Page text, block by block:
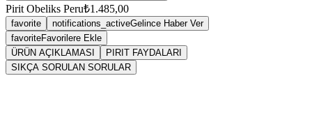
Pirit Obeliks Peru₺1.485,00
favorite notifications_activeGelince Haber Ver
favoriteFavorilere Ekle
ÜRÜN AÇIKLAMASI
PIRIT FAYDALARI
SIKÇA SORULAN SORULAR